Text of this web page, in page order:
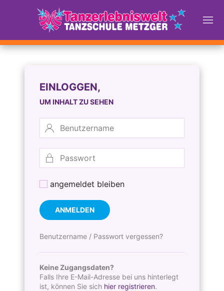
EINLOGGEN,
UM INHALT ZU SEHEN
angemeldet bleiben
ANMELDEN
Benutzername / Passwort vergessen?
Keine Zugangsdaten?
Falls Ihre E-Mail-Adresse bei uns hinterlegt
ist, können Sie sich hier registrieren.